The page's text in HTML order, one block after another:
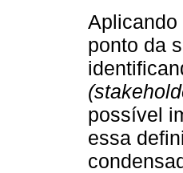
Aplicando
ponto da
possível
essa